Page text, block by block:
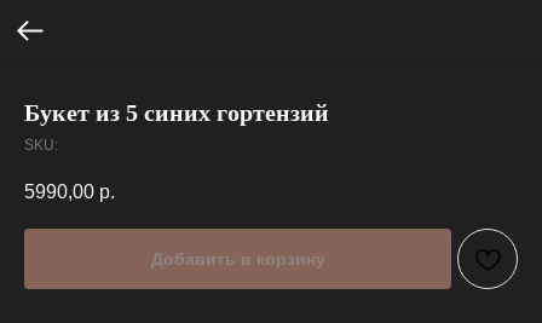
Букет из 5 синих гортензий
SKU:
5990,00 р.
Добавить в корзину